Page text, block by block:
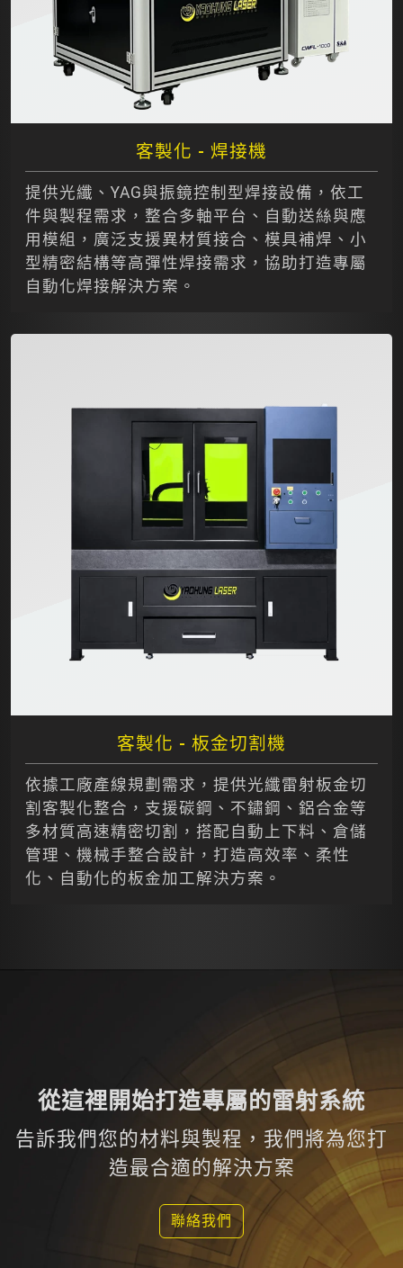
客製化 - 焊接機
提供光纖、YAG與振鏡控制型焊接設備，依工
件與製程需求，整合多軸平台、自動送絲與應
用模組，廣泛支援異材質接合、模具補焊、小
型精密結構等高彈性焊接需求，協助打造專屬
自動化焊接解決方案。
客製化 - 板金切割機
依據工廠產線規劃需求，提供光纖雷射板金切
割客製化整合，支援碳鋼、不鏽鋼、鋁合金等
多材質高速精密切割，搭配自動上下料、倉儲
管理、機械手整合設計，打造高效率、柔性
化、自動化的板金加工解決方案。
從這裡開始打造專屬的雷射系統
告訴我們您的材料與製程，我們將為您打
造最合適的解決方案
聯絡我們